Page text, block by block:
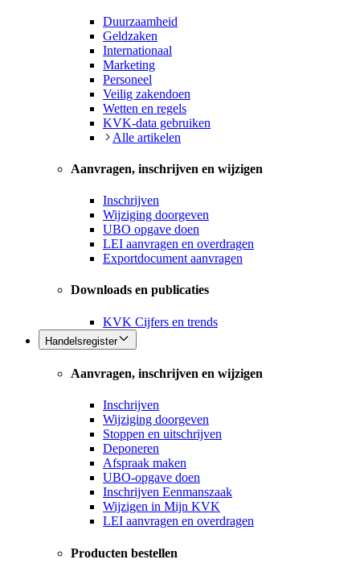
Duurzaamheid
Geldzaken
Internationaal
Marketing
Personeel
Veilig zakendoen
Wetten en regels
KVK-data gebruiken
Alle artikelen
Aanvragen, inschrijven en wijzigen
Inschrijven
Wijziging doorgeven
UBO opgave doen
LEI aanvragen en overdragen
Exportdocument aanvragen
Downloads en publicaties
KVK Cijfers en trends
Handelsregister
Aanvragen, inschrijven en wijzigen
Inschrijven
Wijziging doorgeven
Stoppen en uitschrijven
Deponeren
Afspraak maken
UBO-opgave doen
Inschrijven Eenmanszaak
Wijzigen in Mijn KVK
LEI aanvragen en overdragen
Producten bestellen